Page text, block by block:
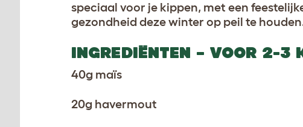
speciaal voor je kippen, met een
gezondheid deze winter op peil te
INGREDIËNTEN – VOOR 2-3
40g maïs
20g havermout